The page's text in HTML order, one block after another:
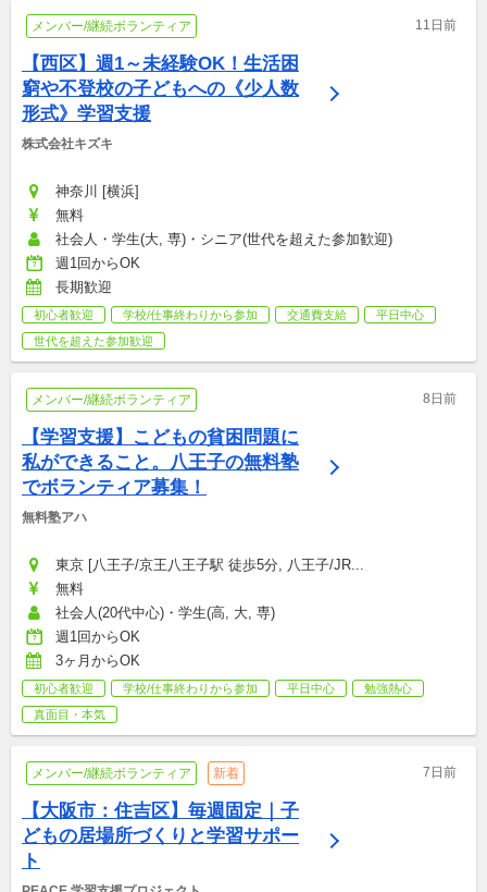
メンバー/継続ボランティア 11日前
【西区】週1～未経験OK！生活困
窮や不登校の子どもへの《少人数
形式》学習支援
株式会社キズキ
神奈川 [横浜]
無料
社会人・学生(大, 専)・シニア(世代を超えた参加歓迎)
週1回からOK
長期歓迎
初心者歓迎 学校/仕事終わりから参加 交通費支給
平日中心
世代を超えた参加歓迎
メンバー/継続ボランティア 8日前
【学習支援】こどもの貧困問題に
私ができること。八王子の無料塾
でボランティア募集！
無料塾アハ
東京 [八王子/京王八王子駅 徒歩5分, 八王子/JR...
無料
社会人(20代中心)・学生(高, 大, 専)
週1回からOK
3ヶ月からOK
初心者歓迎 学校/仕事終わりから参加 平日中心
勉強熱心
真面目・本気
メンバー/継続ボランティア 新着 7日前
【大阪市：住吉区】毎週固定｜子
どもの居場所づくりと学習サポー
ト